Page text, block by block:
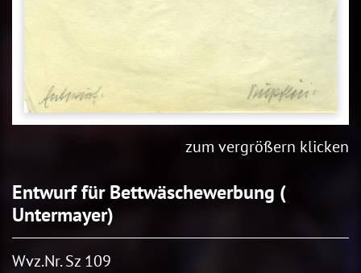
zum vergrößern klicken
Entwurf für Bettwäschewerbung (
Untermayer)
Wvz.Nr. Sz 109